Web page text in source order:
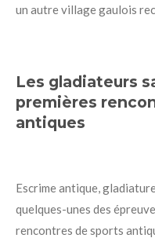
un autre village gaulois
Les gladiateurs
premières
antiques
Escrime antique,
quelques-unes des
rencontres de sports